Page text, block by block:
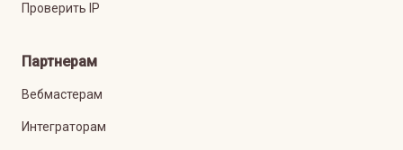
Проверить IP
Партнерам
Вебмастерам
Интеграторам